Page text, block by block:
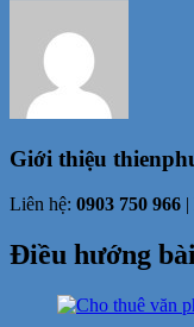
Giới thiệu
Liên hệ: 0903 750 966
Điều hướng